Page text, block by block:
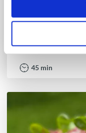
45 min